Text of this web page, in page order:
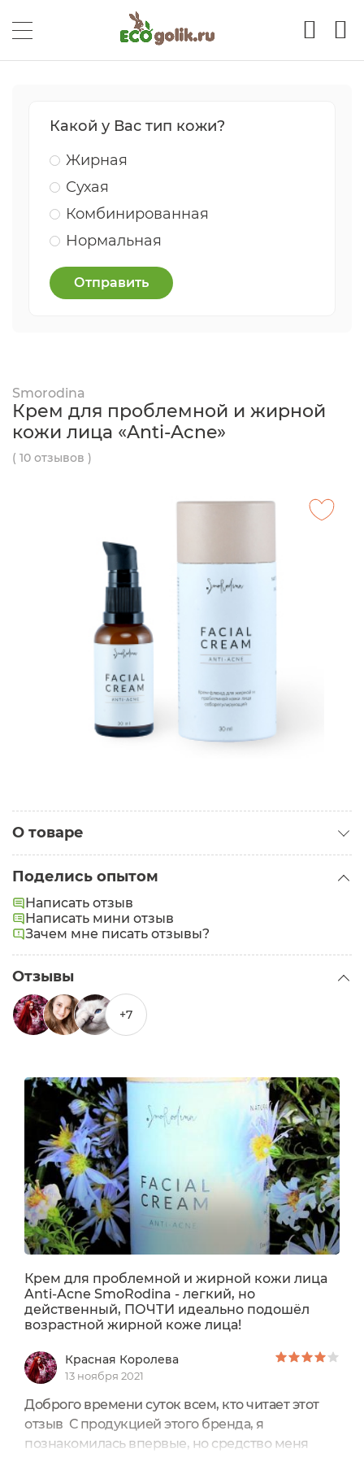
Какой у Вас тип кожи?
Жирная
Сухая
Комбинированная
Нормальная
Отправить
Smorodina
Крем для проблемной и жирной
кожи лица «Anti-Acne»
( 10 отзывов )
О товаре
Тип кожи:
Жирная,Проблемная
Проблемы:
Прыщи
Поделись опытом
Написать отзыв
Написать мини отзыв
Зачем мне писать отзывы?
Отзывы
+7
Крем для проблемной и жирной кожи лица
Anti-Acne SmoRodina - легкий, но
действенный, ПОЧТИ идеально подошёл
возрастной жирной коже лица!
Красная Королева
13 ноября 2021
Доброго времени суток всем, кто читает этот
отзыв С продукцией этого бренда, я
познакомилась впервые, но средство меня